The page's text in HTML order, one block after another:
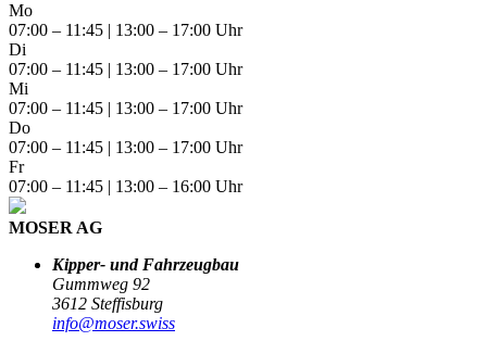
Mo
07:00 – 11:45 | 13:00 – 17:00 Uhr
Di
07:00 – 11:45 | 13:00 – 17:00 Uhr
Mi
07:00 – 11:45 | 13:00 – 17:00 Uhr
Do
07:00 – 11:45 | 13:00 – 17:00 Uhr
Fr
07:00 – 11:45 | 13:00 – 16:00 Uhr
MOSER AG
Kipper- und Fahrzeugbau
Gummweg 92
3612 Steffisburg
info@moser.swiss